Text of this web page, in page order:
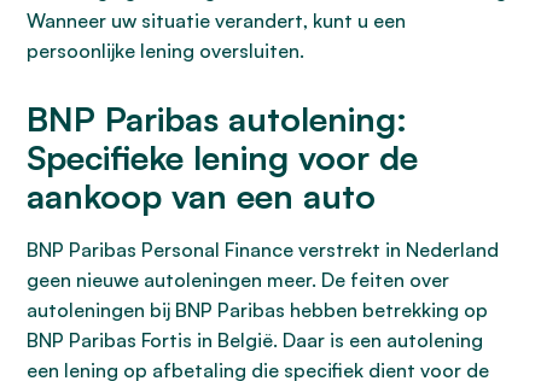
Wanneer uw situatie verandert, kunt u een
persoonlijke lening oversluiten.
BNP Paribas autolening:
Specifieke lening voor de
aankoop van een auto
BNP Paribas Personal Finance verstrekt in Nederland
geen nieuwe autoleningen meer. De feiten over
autoleningen bij BNP Paribas hebben betrekking op
BNP Paribas Fortis in België. Daar is een autolening
een lening op afbetaling die specifiek dient voor de